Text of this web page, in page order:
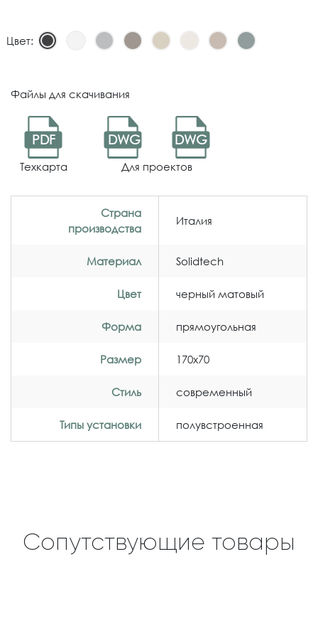
Цвет:
Файлы для скачивания
PDF
Техкарта
DWG DWG
Для проектов
Страна
производства
Италия
Материал Solidtech
Цвет черный матовый
Форма прямоугольная
Размер 170x70
Стиль современный
Типы установки полувстроенная
Сопутствующие товары